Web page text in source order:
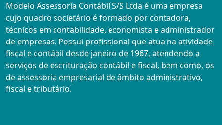
Modelo Assessoria Contábil S/S Ltda é uma empresa
cujo quadro societário é formado por contadora,
técnicos em contabilidade, economista e administrador
de empresas. Possui profissional que atua na atividade
fiscal e contábil desde janeiro de 1967, atendendo a
serviços de escrituração contábil e fiscal, bem como, os
de assessoria empresarial de âmbito administrativo,
fiscal e tributário.